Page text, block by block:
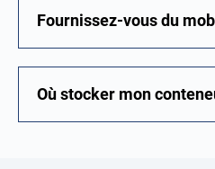
Fournissez-vous du
Où stocker mon